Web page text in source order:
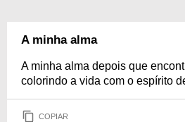
A minha alma
A minha alma depois que
colorindo a vida com o espírito
COPIAR